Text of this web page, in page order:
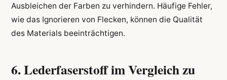
Ausbleichen der Farben zu verhindern. Häufige Fehler,
wie das Ignorieren von Flecken, können die Qualität
des Materials beeinträchtigen.
6. Lederfaserstoff im Vergleich zu